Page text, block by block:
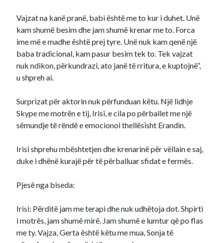
Vajzat na kanë pranë, babi është me to kur i duhet. Unë
kam shumë besim dhe jam shumë krenar me to. Forca
ime më e madhe është prej tyre. Unë nuk kam qenë një
baba tradicional, kam pasur besim tek to. Tek vajzat
nuk ndikon, përkundrazi, ato janë të rritura, e kuptojnë”,
u shpreh ai.
Surprizat për aktorin nuk përfunduan këtu. Një lidhje
Skype me motrën e tij, Irisi, e cila po përballet me një
sëmundje të rëndë e emocionoi thellësisht Erandin.
Irisi shprehu mbështetjen dhe krenarinë për vëllain e saj,
duke i dhënë kurajë për të përballuar sfidat e fermës.​
Pjesë nga biseda:
Irisi: Përditë jam me terapi dhe nuk udhëtoja dot. Shpirti
i motrës, jam shumë mirë. Jam shumë e lumtur që po flas
me ty. Vajza, Gerta është këtu me mua, Sonja të